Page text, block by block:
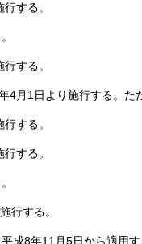
する。
する。
4月1日より施行する。 た
する。
する。
行する。
成8年11月5日から適用す